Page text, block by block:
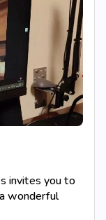
invites you to
wonderful